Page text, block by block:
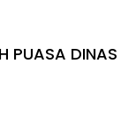
PUASA DINAS